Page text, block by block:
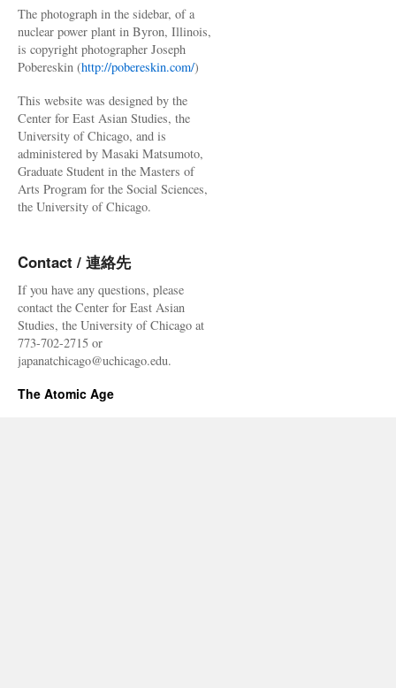
The photograph in the sidebar, of a
nuclear power plant in Byron, Illinois,
is copyright photographer Joseph
Pobereskin (http://pobereskin.com/)
This website was designed by the
Center for East Asian Studies, the
University of Chicago, and is
administered by Masaki Matsumoto,
Graduate Student in the Masters of
Arts Program for the Social Sciences,
the University of Chicago.
Contact / 連絡先
If you have any questions, please
contact the Center for East Asian
Studies, the University of Chicago at
773-702-2715 or
japanatchicago@uchicago.edu.
The Atomic Age